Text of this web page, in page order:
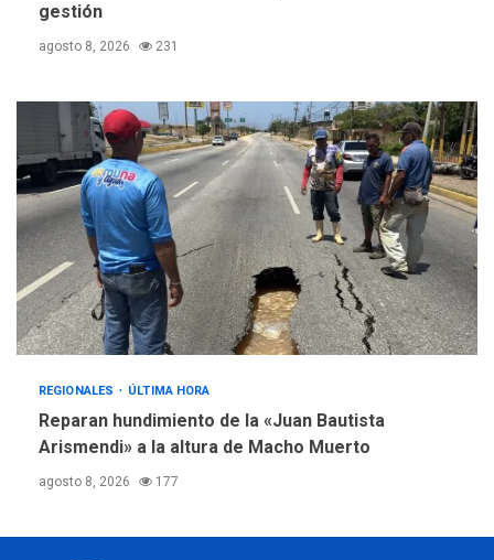
gestión
agosto 8, 2026 231
REGIONALES ÚLTIMA HORA
Reparan hundimiento de la «Juan Bautista
Arismendi» a la altura de Macho Muerto
agosto 8, 2026 177